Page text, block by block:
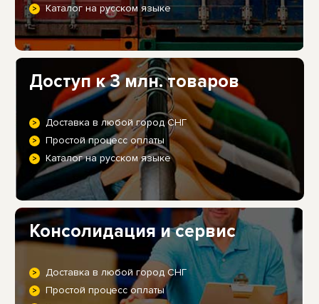
Каталог на русском языке
Доступ к 3 млн. товаров
Доставка в любой город СНГ
Простой процесс оплаты
Каталог на русском языке
Консолидация и сервис
Доставка в любой город СНГ
Простой процесс оплаты